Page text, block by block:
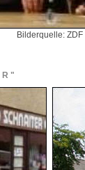
Bilderquelle: ZDF